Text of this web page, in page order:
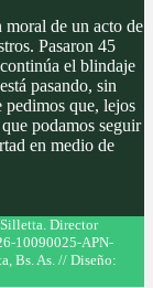
de un acto de
Pasaron 45
el blindaje
pasando, sin
pedimos que, lejos
podamos seguir
en medio de
Director
10090025-APN-
Bs. As. // Diseño: